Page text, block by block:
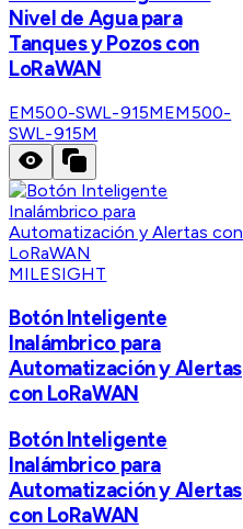
Nivel de Agua para
Tanques y Pozos con
LoRaWAN
EM500-SWL-915MEM500-
SWL-915M
MILESIGHT
Botón Inteligente
Inalámbrico para
Automatización y Alertas
con LoRaWAN
Botón Inteligente
Inalámbrico para
Automatización y Alertas
con LoRaWAN